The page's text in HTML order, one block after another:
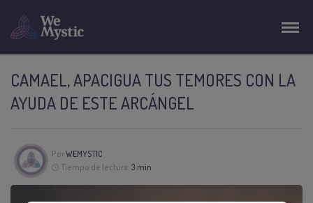
CAMAEL, APACIGUA TUS TEMORES CON LA
AYUDA DE ESTE ARCÁNGEL
PorWEMYSTIC
Tiempo de lectura: 3 min